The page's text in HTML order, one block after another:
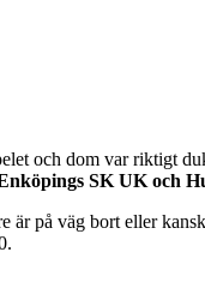
och dom var riktigt
SK UK och
är på väg bort eller